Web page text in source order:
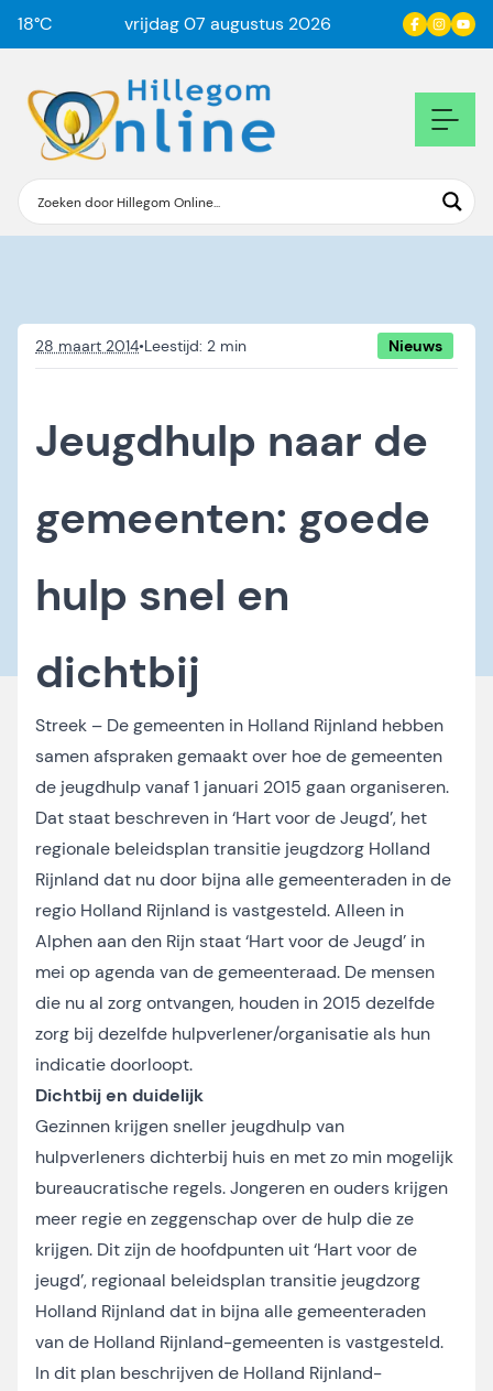
18°C vrijdag 07 augustus 2026
28 maart 2014• Nieuws
Jeugdhulp naar de
gemeenten: goede
hulp snel en
dichtbij
Streek – De gemeenten in Holland Rijnland hebben
samen afspraken gemaakt over hoe de gemeenten
de jeugdhulp vanaf 1 januari 2015 gaan organiseren.
Dat staat beschreven in ‘Hart voor de Jeugd’, het
regionale beleidsplan transitie jeugdzorg Holland
Rijnland dat nu door bijna alle gemeenteraden in de
regio Holland Rijnland is vastgesteld. Alleen in
Alphen aan den Rijn staat ‘Hart voor de Jeugd’ in
mei op agenda van de gemeenteraad. De mensen
die nu al zorg ontvangen, houden in 2015 dezelfde
zorg bij dezelfde hulpverlener/organisatie als hun
indicatie doorloopt.
Dichtbij en duidelijk
Gezinnen krijgen sneller jeugdhulp van
hulpverleners dichterbij huis en met zo min mogelijk
bureaucratische regels. Jongeren en ouders krijgen
meer regie en zeggenschap over de hulp die ze
krijgen. Dit zijn de hoofdpunten uit ‘Hart voor de
jeugd’, regionaal beleidsplan transitie jeugdzorg
Holland Rijnland dat in bijna alle gemeenteraden
van de Holland Rijnland-gemeenten is vastgesteld.
In dit plan beschrijven de Holland Rijnland-